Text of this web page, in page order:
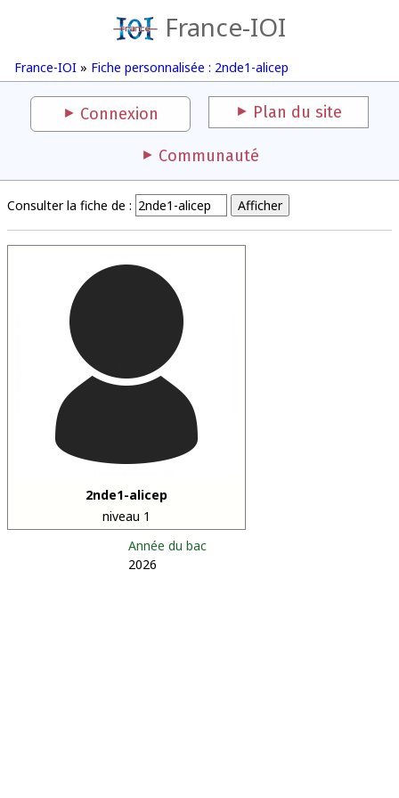
France-IOI
France-IOI » Fiche personnalisée : 2nde1-alicep
Connexion Plan du site
Communauté
Consulter la fiche de :
2nde1-alicep
niveau 1
Année du bac
2026